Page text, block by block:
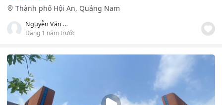
Thành phố Hội An, Quảng Nam
Nguyễn Văn Định
Đăng 1 năm trước